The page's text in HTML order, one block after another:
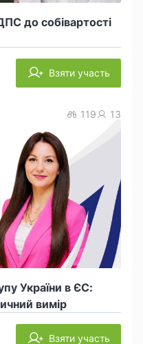
до собівартості
Взяти участь
України в ЄС:
вимір
119 13
Взяти участь